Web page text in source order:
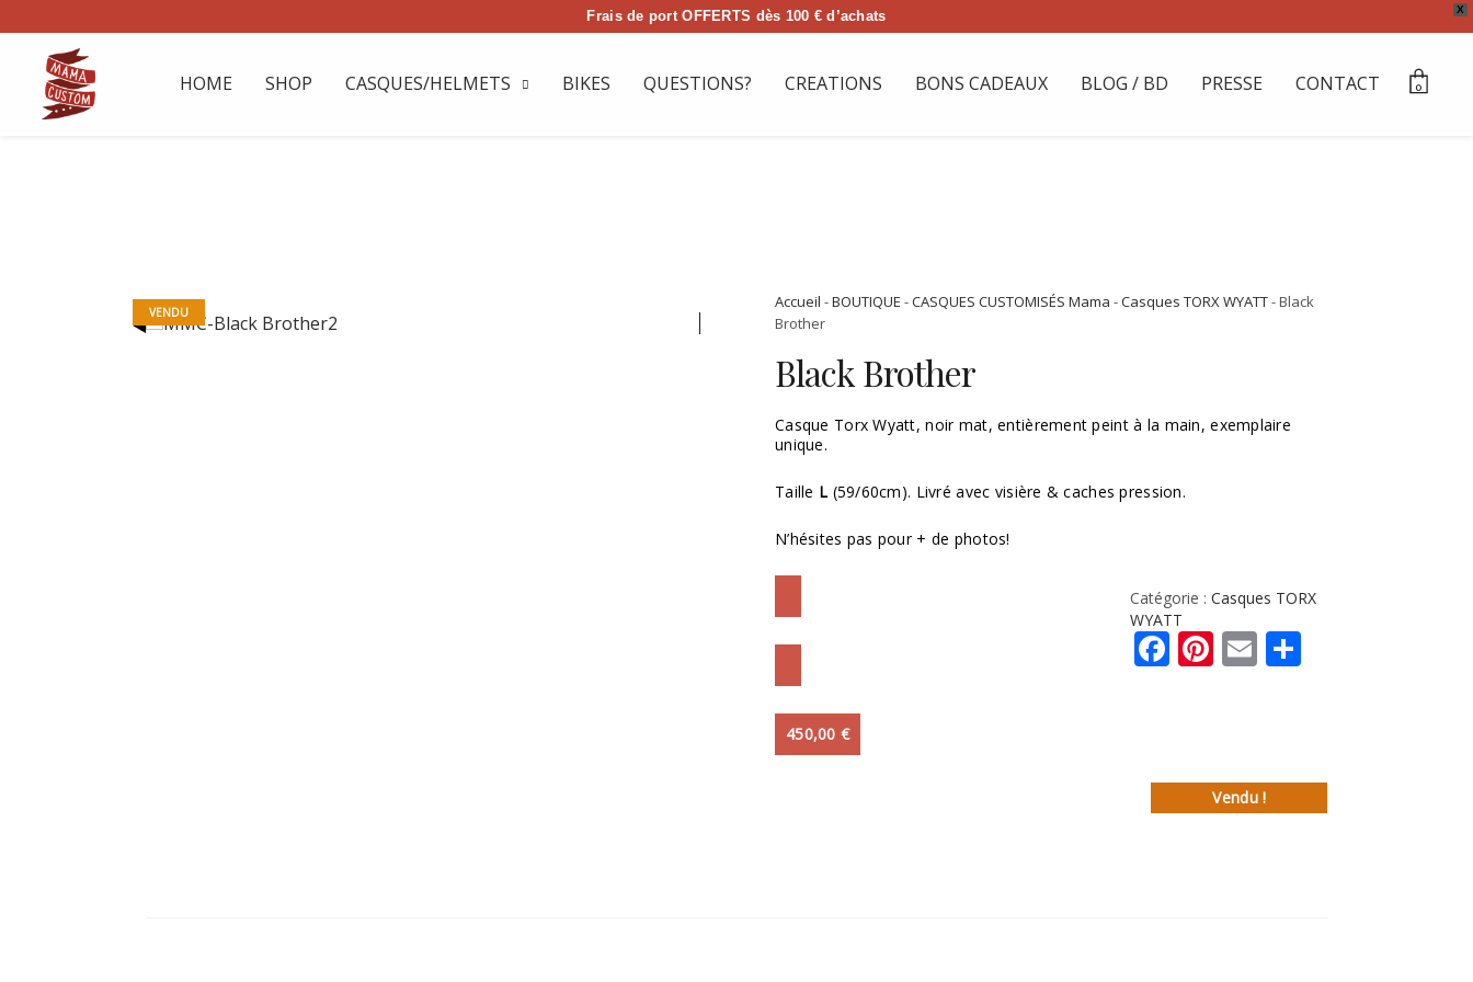
X
Frais de port OFFERTS dès 100 € d’achats
HOME SHOP CASQUES/HELMETS BIKES QUESTIONS? CREATIONS BONS CADEAUX BLOG / BD PRESSE CONTACT 0
VENDU
Accueil -BOUTIQUE -CASQUES CUSTOMISÉS Mama -Casques TORX WYATT- Black
Brother
Black Brother
Casque Torx Wyatt, noir mat, entièrement peint à la main, exemplaire
unique.
Taille L (59/60cm). Livré avec visière & caches pression.
N’hésites pas pour + de photos!
450,00 €
Vendu !
Catégorie :Casques TORX
WYATT
Facebook
Pinterest
Email